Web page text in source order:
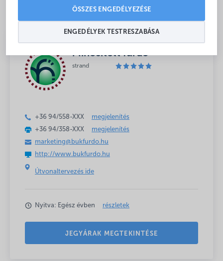
ÖSSZES ENGEDÉLYEZÉSE
ENGEDÉLYEK TESTRESZABÁSA
Minősített fürdő
strand
+36 94/558-XXX
megjelenítés
+36 94/358-XXX
megjelenítés
marketing@bukfurdo.hu
http://www.bukfurdo.hu
Útvonaltervezés ide
Nyitva: Egész évben részletek
JEGYÁRAK MEGTEKINTÉSE